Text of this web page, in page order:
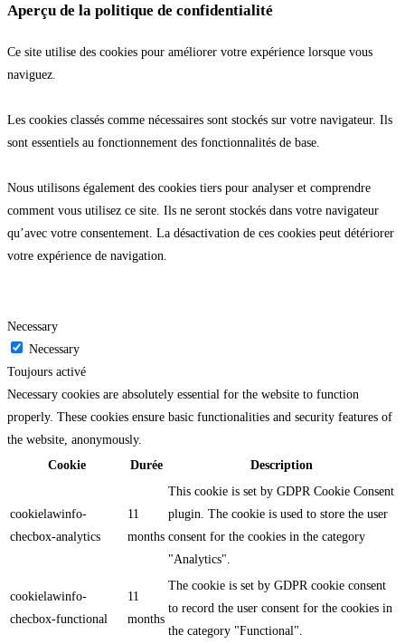
Aperçu de la politique de confidentialité
Ce site utilise des cookies pour améliorer votre expérience lorsque vous
naviguez.
Les cookies classés comme nécessaires sont stockés sur votre navigateur. Ils
sont essentiels au fonctionnement des fonctionnalités de base.
Nous utilisons également des cookies tiers pour analyser et comprendre
comment vous utilisez ce site. Ils ne seront stockés dans votre navigateur
qu’avec votre consentement. La désactivation de ces cookies peut détériorer
votre expérience de navigation.
Necessary
Necessary
Toujours activé
Necessary cookies are absolutely essential for the website to function
properly. These cookies ensure basic functionalities and security features of
the website, anonymously.
Cookie
Durée Description
cookielawinfo-
checbox-analytics
11
months
This cookie is set by GDPR Cookie Consent
plugin. The cookie is used to store the user
consent for the cookies in the category
"Analytics".
cookielawinfo-
checbox-functional
11
months
The cookie is set by GDPR cookie consent
to record the user consent for the cookies in
the category "Functional".